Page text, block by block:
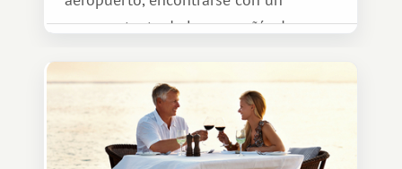
representante de la compañía de
tranquilamente hasta el complejo
turístico.